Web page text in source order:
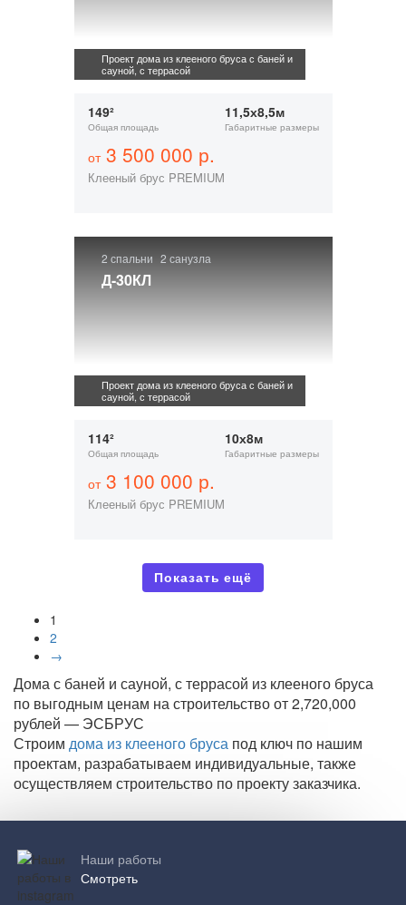
Проект дома из клееного бруса с баней и
сауной, с террасой
149²
Общая площадь
11,5х8,5м
Габаритные размеры
от3 500 000 р.
Клееный брус PREMIUM
2 спальни 2 санузла
Д-30КЛ
Проект дома из клееного бруса с баней и
сауной, с террасой
114²
Общая площадь
10х8м
Габаритные размеры
от3 100 000 р.
Клееный брус PREMIUM
Показать ещё
1
2
→
Дома с баней и сауной, с террасой из клееного бруса
по выгодным ценам на строительство от 2,720,000
рублей — ЭСБРУС
Строим дома из клееного бруса под ключ по нашим
проектам, разрабатываем индивидуальные, также
осуществляем строительство по проекту заказчика.
Наши работы
Смотреть